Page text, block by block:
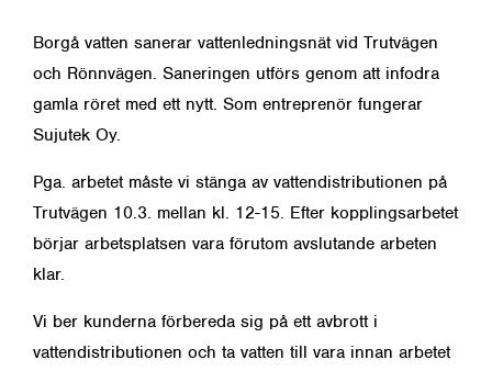
Borgå vatten sanerar vattenledningsnät vid Trutvägen
och Rönnvägen. Saneringen utförs genom att infodra
gamla röret med ett nytt. Som entreprenör fungerar
Sujutek Oy.
Pga. arbetet måste vi stänga av vattendistributionen på
Trutvägen 10.3. mellan kl. 12-15. Efter kopplingsarbetet
börjar arbetsplatsen vara förutom avslutande arbeten
klar.
Vi ber kunderna förbereda sig på ett avbrott i
vattendistributionen och ta vatten till vara innan arbetet